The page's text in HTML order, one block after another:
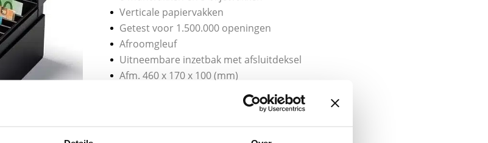
Verticale papiervakken
Getest voor 1.500.000 openingen
Afroomgleuf
Uitneembare inzetbak met afsluitdeksel
Afm. 460 x 170 x 100 (mm)